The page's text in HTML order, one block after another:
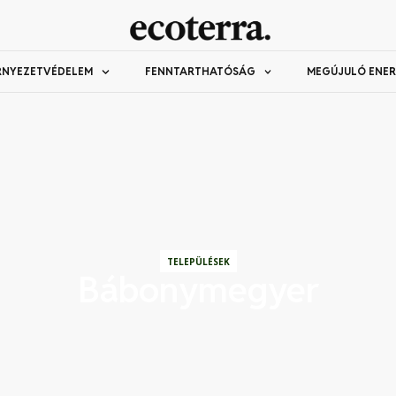
FENNTARTHATÓSÁG MEGÚJULÓ
TELEPÜLÉSEK